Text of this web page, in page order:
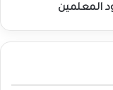
المعلمين